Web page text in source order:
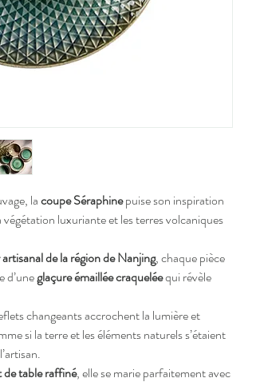
lacoupe Séraphinepuise son inspiration
luxuriante et les terres volcaniques
de la région de Nanjing, chaque pièce
d’uneglaçure émaillée craqueléequi révèle
changeants accrochent la lumière et
si la terre et les éléments naturels s’étaient
de table raffiné, elle se marie parfaitement avec